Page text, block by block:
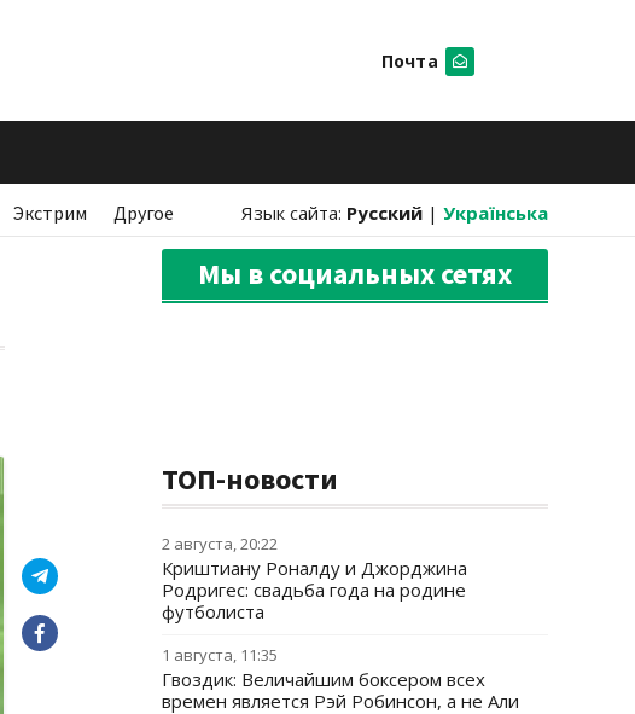
Почта
Экстрим Другое Язык сайта: Русский | Українська
Мы в социальных сетях
ТОП-новости
2 августа, 20:22
Криштиану Роналду и Джорджина
Родригес: свадьба года на родине
футболиста
1 августа, 11:35
Гвоздик: Величайшим боксером всех
времен является Рэй Робинсон, а не Али